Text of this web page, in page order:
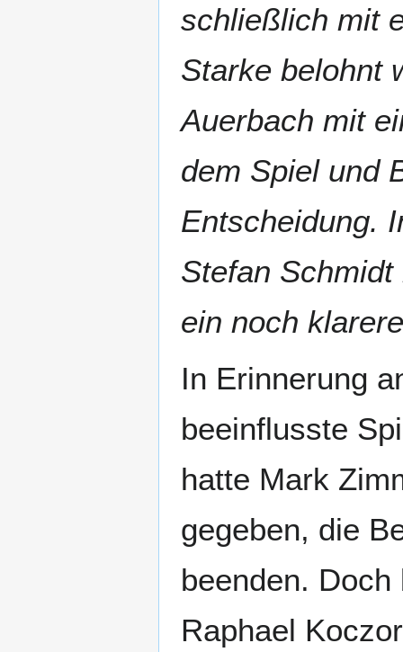
schließlich mit
Starke belohnt
Auerbach mit
dem Spiel und
Entscheidung.
Stefan
ein noch
In Erinnerung
beeinflusste
hatte Mark
gegeben, die
beenden.
Raphael